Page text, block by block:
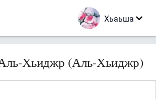
Хьаьша
Хьиджр (Аль-Хьиджр)